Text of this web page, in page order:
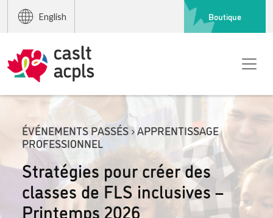
English Boutique
ÉVÉNEMENTS PASSÉS › APPRENTISSAGE
PROFESSIONNEL
Stratégies pour créer des
classes de FLS inclusives –
Printemps 2026